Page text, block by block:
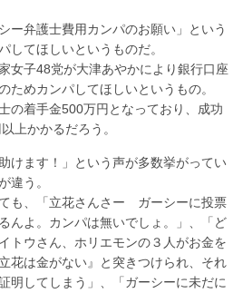
ー弁護士費用カンパのお願い」という
してほしいというものだ。
女子48党が大津あやかにより銀行口座
ためカンパしてほしいというもの。
の着手金500万円となっており、成功
上かかるだろう。
けます！」という声が多数挙がってい
違う。
も、「立花さんさー ガーシーに投票
んよ。カンパは無いでしょ。」、「ど
トウさん、ホリエモンの３人がお金を
花は金がない』と突きつけられ、それ
明してしまう」、「ガーシーに未だに